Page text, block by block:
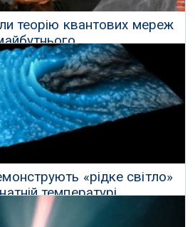
теорію квантових мереж
15 Жовтня 2017 р.
«рідке світло»
температурі
22 Червня 2017 р.